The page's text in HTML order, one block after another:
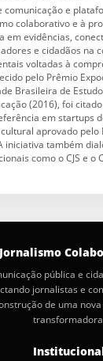
comunicação e
colaborativo e à
em evidências,
e cidadãos na
voltadas à
pelo Prêmio
Brasileira de
(2016), foi
em startups
aprovado
iniciativa também
como o CJS e o
Jornalismo
pública e
jornalistas e
de uma